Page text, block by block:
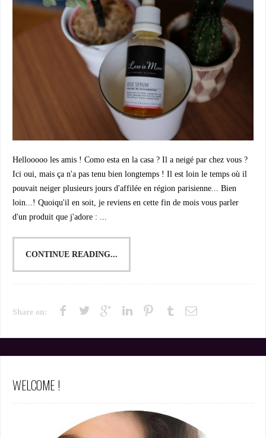
Hellooooo les amis ! Como esta en la casa ? Il a neigé par chez vous ?
Ici oui, mais ça n'a pas tenu bien longtemps ! Il est loin le temps où il
pouvait neiger plusieurs jours d'affilée en région parisienne... Bien
loin...! Quoiqu'il en soit, je reviens en cette fin de mois vous parler
d'un produit que j'adore : ...
CONTINUE READING...
Share on:
WELCOME !